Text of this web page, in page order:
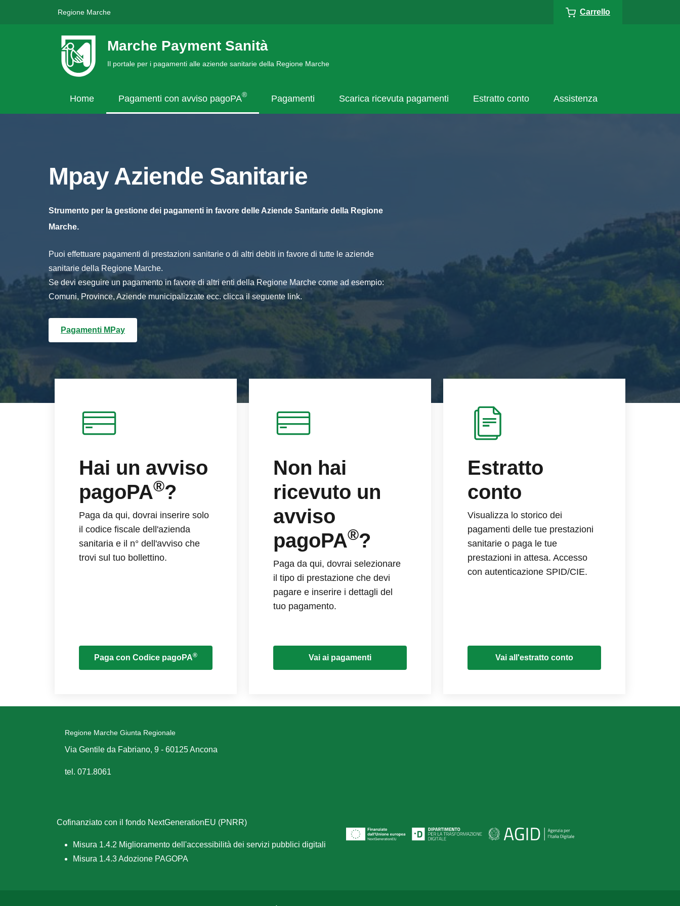
Regione Marche Carrello
Marche Payment Sanità
Il portale per i pagamenti alle aziende sanitarie della Regione Marche
Home Pagamenti con avviso pagoPA® Pagamenti Scarica ricevuta pagamenti Estratto conto Assistenza
Mpay Aziende Sanitarie
Strumento per la gestione dei pagamenti in favore delle Aziende Sanitarie della Regione
Marche.
Puoi effettuare pagamenti di prestazioni sanitarie o di altri debiti in favore di tutte le aziende
sanitarie della Regione Marche.
Se devi eseguire un pagamento in favore di altri enti della Regione Marche come ad esempio:
Comuni, Province, Aziende municipalizzate ecc. clicca il seguente link.
Pagamenti MPay
Hai un avviso
pagoPA®?
Paga da qui, dovrai inserire solo
il codice fiscale dell'azienda
sanitaria e il n° dell'avviso che
trovi sul tuo bollettino.
Paga con Codice pagoPA®
Non hai
ricevuto un
avviso
pagoPA®?
Paga da qui, dovrai selezionare
il tipo di prestazione che devi
pagare e inserire i dettagli del
tuo pagamento.
Vai ai pagamenti
Estratto
conto
Visualizza lo storico dei
pagamenti delle tue prestazioni
sanitarie o paga le tue
prestazioni in attesa. Accesso
con autenticazione SPID/CIE.
Vai all'estratto conto
Regione Marche Giunta Regionale
Via Gentile da Fabriano, 9 - 60125 Ancona
tel. 071.8061
Cofinanziato con il fondo NextGenerationEU (PNRR)
Misura 1.4.2 Miglioramento dell'accessibilità dei servizi pubblici digitali
Misura 1.4.3 Adozione PAGOPA